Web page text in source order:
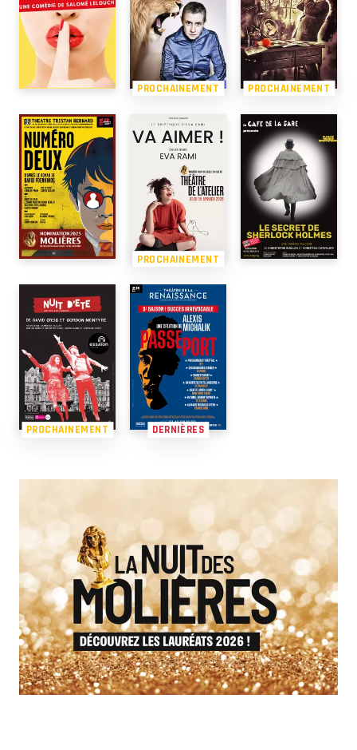
PROCHAINEMENT PROCHAINEMENT
PROCHAINEMENT
PROCHAINEMENT DERNIÈRES